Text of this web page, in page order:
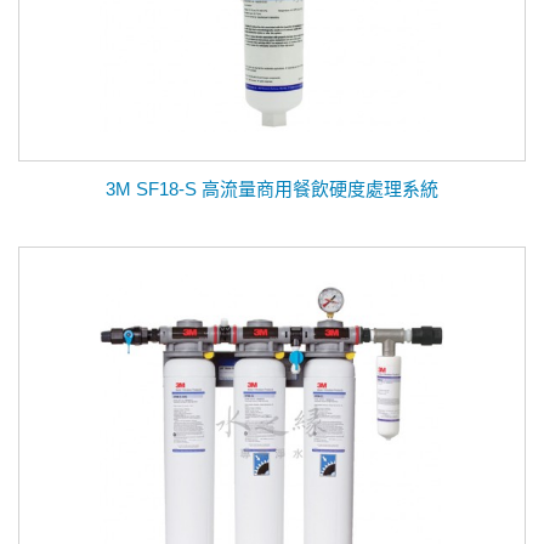
3M SF18-S 高流量商用餐飲硬度處理系統